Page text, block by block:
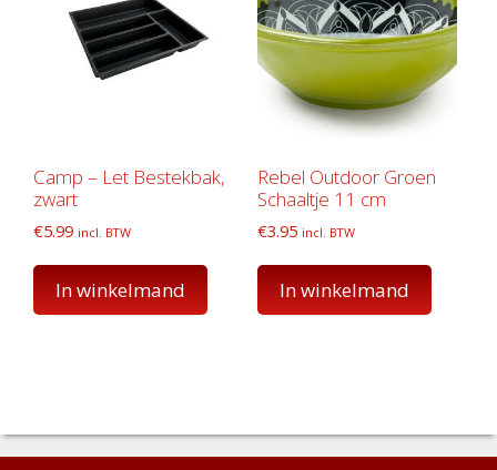
Camp – Let Bestekbak,
zwart
€5.99 incl. BTW
In winkelmand
Rebel Outdoor Groen
Schaaltje 11 cm
€3.95 incl. BTW
In winkelmand